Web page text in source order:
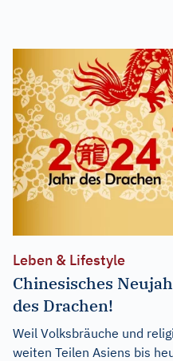
Leben & Lifestyle
Chinesisches
des Drachen!
Weil Volksbräuche und
weiten Teilen Asiens bis